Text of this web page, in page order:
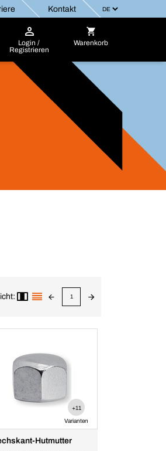
Kontakt
Login /
Registrieren
Warenkorb
1
+11
Varianten
Hutmutter